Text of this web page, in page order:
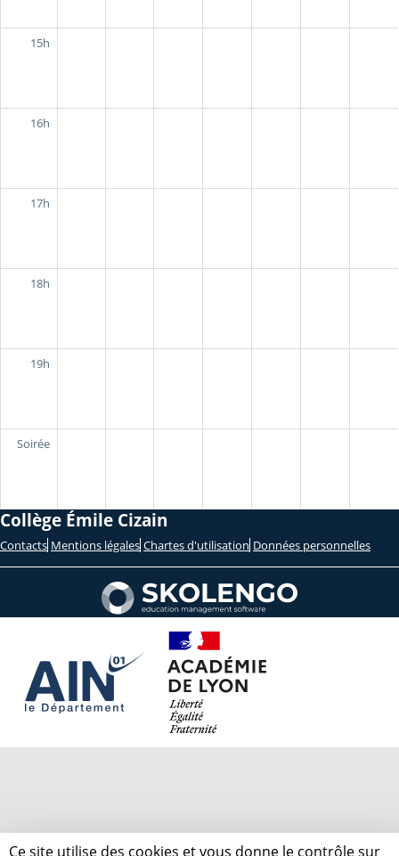
15h
16h
17h
18h
19h
Soirée
Collège Émile Cizain
Contacts Mentions légales Chartes d'utilisation Données personnelles
Ce site utilise des cookies et vous donne le contrôle sur